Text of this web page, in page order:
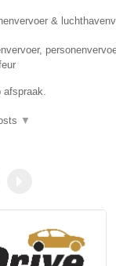
&
afspraak.
▼